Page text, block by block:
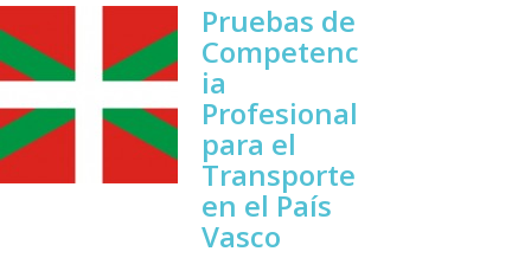
Pruebas de
Competenc
ia
Profesional
para el
Transporte
en el Paí­s
Vasco